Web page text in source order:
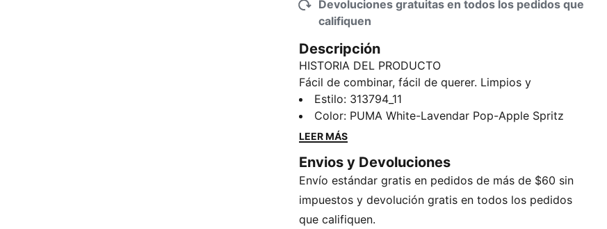
Devoluciones gratuitas en todos los pedidos que
califiquen
Descripción
HISTORIA DEL PRODUCTO
Fácil de combinar, fácil de querer. Limpios y
modernos, estos tenis para el uso diario incorporan
detalles refinados para aportar la la dosis justa de
carácter. La suave amortiguación y la estructura de
CARACTERÍSTICAS Y VENTAJAS
El empeine de los tenis está fabricado con al menos
un 30 % de materiales reciclados.
DETALLES
Estilo: 313794_11
Color: PUMA White-Lavendar Pop-Apple Spritz
LEER MÁS
Envios y Devoluciones
Envío estándar gratis en pedidos de más de $60 sin
impuestos y devolución gratis en todos los pedidos
que califiquen.